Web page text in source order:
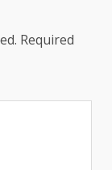
Required